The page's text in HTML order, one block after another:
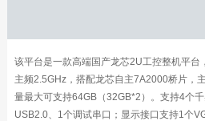
该平台是一款高端国产龙芯2U工控整机平台
主频2.5GHz，搭配龙芯自主7A2000桥片，
量最大可支持64GB（32GB*2）。支持4个
USB2.0、1个调试串口；显示接口支持1个